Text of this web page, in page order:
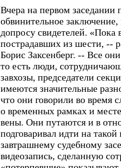
Вчера на первом заседании
обвинительное
допросу свидетелей. «Пока
пострадавших из шести, --
Борис Заксенберг. -- Все
то есть люди,
завхозы, председатели
имеются значительные
что они говорили во время
о временных рамках и
вены. Они путаются и в
подговаривал идти на
завтрашнему судебному
видеозапись, сделанную